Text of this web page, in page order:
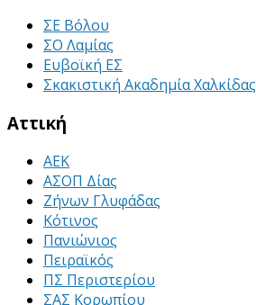
ΣΕ Βόλου
ΣΟ Λαμίας
Ευβοϊκή ΕΣ
Σκακιστική Ακαδημία Χαλκίδας
Αττική
ΑΕΚ
ΑΣΟΠ Δίας
Ζήνων Γλυφάδας
Κότινος
Πανιώνιος
Πειραϊκός
ΠΣ Περιστερίου
ΣΑΣ Κορωπίου